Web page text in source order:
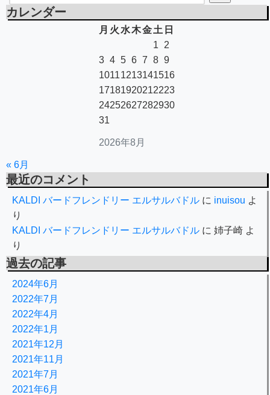
カレンダー
2026年8月
月 火 水木金 土 日
1
2
3 4 5 6 7 8 9
10111213141516
17181920212223
24252627282930
31
« 6月
最近のコメント
KALDI バードフレンドリー エルサルバドル に inuisou よ
り
KALDI バードフレンドリー エルサルバドル に 姉子崎 よ
り
過去の記事
2024年6月
2022年7月
2022年4月
2022年1月
2021年12月
2021年11月
2021年7月
2021年6月